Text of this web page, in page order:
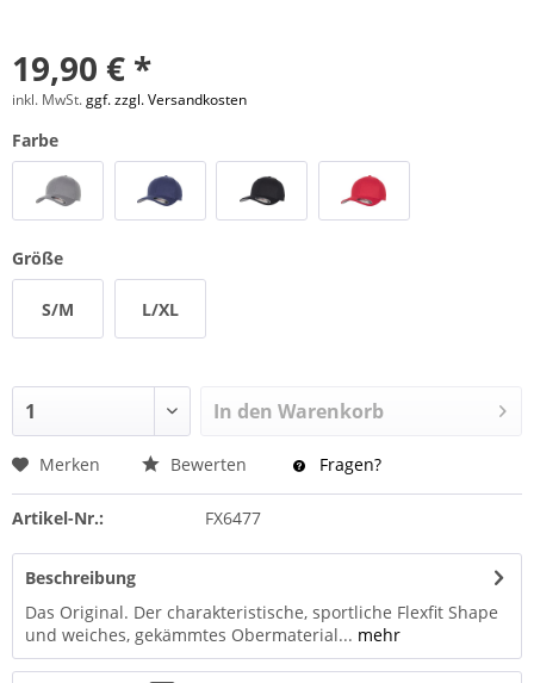
19,90 € *
inkl. MwSt.ggf. zzgl. Versandkosten
Farbe
Größe
S/M L/XL
In den Warenkorb
Merken Bewerten Fragen?
Artikel-Nr.: FX6477
Beschreibung
Das Original. Der charakteristische, sportliche Flexfit Shape
und weiches, gekämmtes Obermaterial... mehr